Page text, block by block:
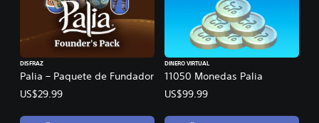
Palia – Paquete de Fundador
DISFRAZ
US$29.99
11050 Monedas Palia
DINERO VIRTUAL
US$99.99